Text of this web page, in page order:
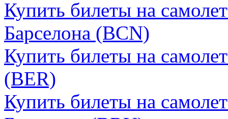
Купить билеты на
Барселона (BCN)
Купить билеты на
(BER)
Купить билеты на